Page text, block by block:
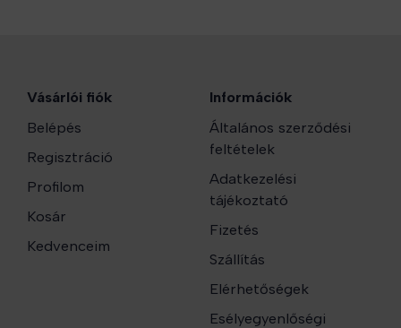
Vásárlói fiók
Belépés
Regisztráció
Profilom
Kosár
Kedvenceim
Információk
Általános szerződési
feltételek
Adatkezelési
tájékoztató
Fizetés
Szállítás
Elérhetőségek
Esélyegyenlőségi